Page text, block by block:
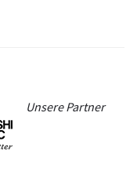
Unsere Partner